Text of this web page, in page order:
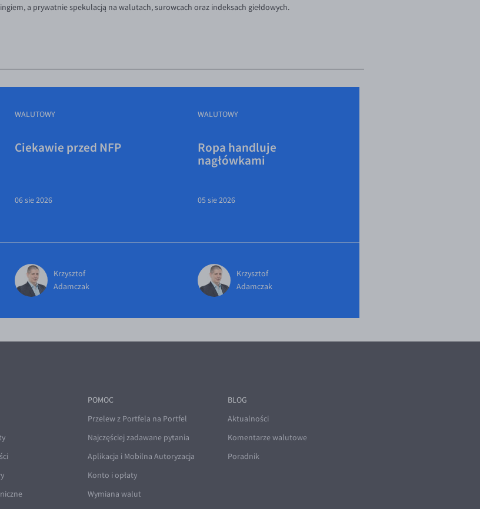
a prywatnie spekulacją na walutach, surowcach oraz indeksach giełdowych.
WALUTOWY
Ciekawie przed NFP
06 sie 2026
Krzysztof
Adamczak
WALUTOWY
Ropa handluje
nagłówkami
05 sie 2026
Krzysztof
Adamczak
POMOC
Przelew z Portfela na Portfel
Najczęściej zadawane pytania
Aplikacja i Mobilna Autoryzacja
Konto i opłaty
Wymiana walut
BLOG
Aktualności
Komentarze walutowe
Poradnik